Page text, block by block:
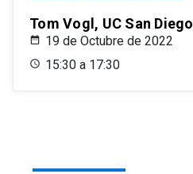
Tom Vogl, UC San Diego
19 de Octubre de 2022
15:30 a 17:30